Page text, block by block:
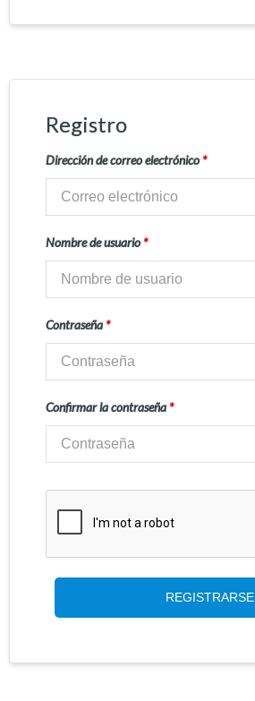
Registro
Dirección de correo electrónico*
Nombre de usuario*
Contraseña *
Confirmar la contraseña *
REGISTRARSE